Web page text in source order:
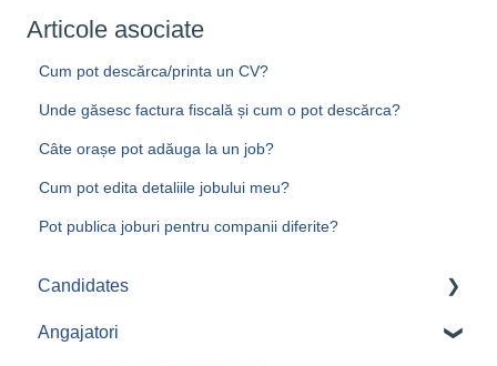
Articole asociate
Cum pot descărca/printa un CV?
Unde găsesc factura fiscală și cum o pot descărca?
Câte orașe pot adăuga la un job?
Cum pot edita detaliile jobului meu?
Pot publica joburi pentru companii diferite?
Candidates
Aplicari job-uri
Angajatori